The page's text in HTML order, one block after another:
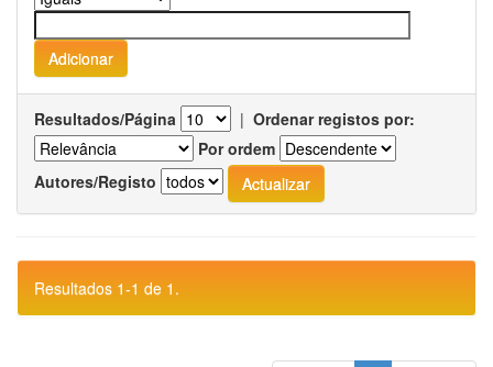
Resultados/Página | Ordenar registos por:
Por ordem
Autores/Registo
Resultados 1-1 de 1.